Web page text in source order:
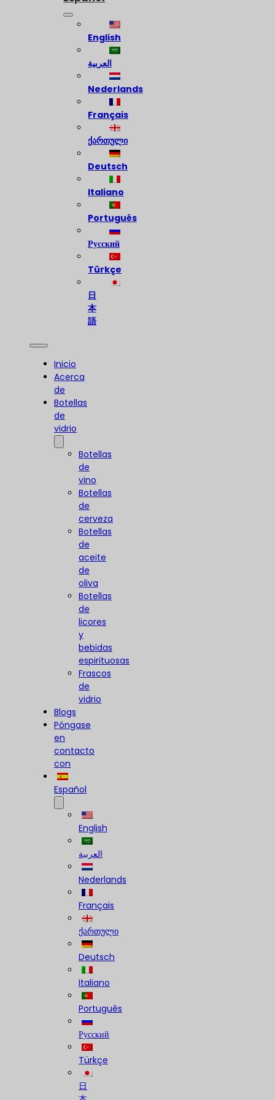
English
العربية
Nederlands
Français
ქართული
Deutsch
Italiano
Português
Русский
Türkçe
日
本
語
Inicio
Acerca
de
Botellas
de
vidrio
Botellas
de
vino
Botellas
de
cerveza
Botellas
de
aceite
de
oliva
Botellas
de
licores
y
bebidas
espirituosas
Frascos
de
vidrio
Blogs
Póngase
en
contacto
con
Español
English
العربية
Nederlands
Français
ქართული
Deutsch
Italiano
Português
Русский
Türkçe
日